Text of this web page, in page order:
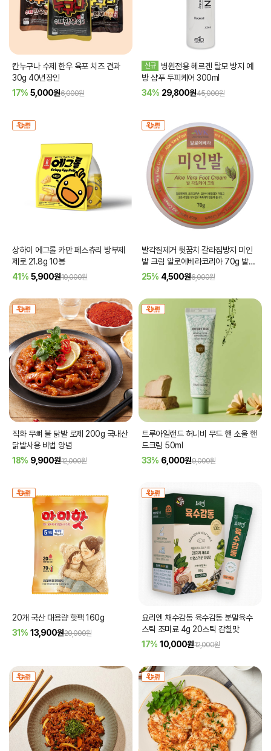
칸누구나 수제 한우 육포 치즈 견과
30g 40년장인
17% 5,000원6,000원
신규
병원전용 헤르겐 탈모 방지 예
방 샴푸 두피케어 300ml
34% 29,800원45,000원
상하이 에그롤 카만 페스츄리 방부제
제로 21.8g 10봉
41% 5,900원10,000원
발각질제거 뒷꿈치 갈라짐방지 미인
발 크림 알로에베라코리아 70g 발크
림 풋케어
25% 4,500원6,000원
직화 무뼈 불 닭발 로제 200g 국내산
닭발사용 비법 양념
18% 9,900원12,000원
트루아일랜드 허니비 무드 핸 소울 핸
드크림 50ml
33% 6,000원9,000원
20개 국산 대용량 핫팩 160g
31% 13,900원20,000원
요리엔 채수감동 육수감동 분말육수
스틱 조미료 4g 20스틱 감칠맛
17% 10,000원12,000원